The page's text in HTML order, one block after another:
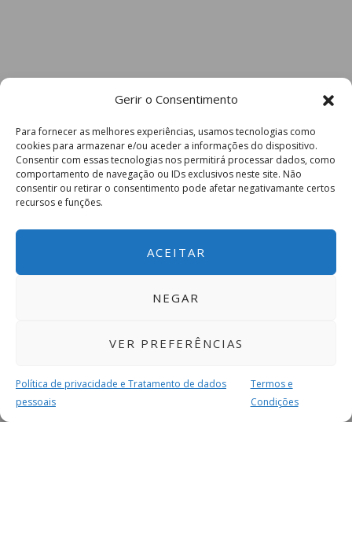
Gerir o Consentimento
Para fornecer as melhores experiências, usamos tecnologias como
cookies para armazenar e/ou aceder a informações do dispositivo.
Consentir com essas tecnologias nos permitirá processar dados, como
comportamento de navegação ou IDs exclusivos neste site. Não
consentir ou retirar o consentimento pode afetar negativamante certos
recursos e funções.
ACEITAR
NEGAR
VER PREFERÊNCIAS
Política de privacidade e Tratamento de dados
pessoais
Termos e
Condições